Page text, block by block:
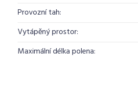
Provozní tah:
Vytápěný prostor:
Maximální délka polena: